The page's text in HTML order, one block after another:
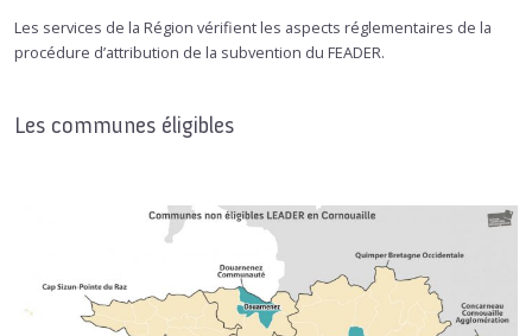
Les services de la Région vérifient les aspects réglementaires de la
procédure d’attribution de la subvention du FEADER.
Les communes éligibles